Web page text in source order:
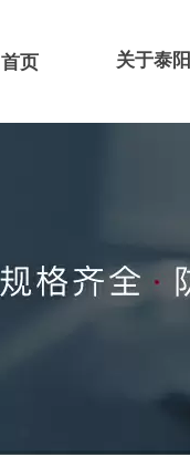
关于泰阳
首页